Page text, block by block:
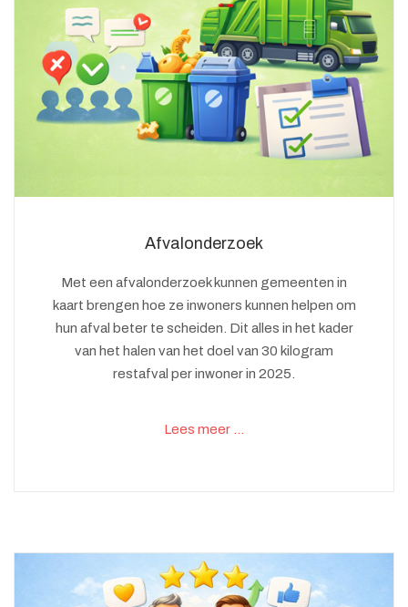
Afvalonderzoek
Met een afvalonderzoek kunnen gemeenten in
kaart brengen hoe ze inwoners kunnen helpen om
hun afval beter te scheiden. Dit alles in het kader
van het halen van het doel van 30 kilogram
restafval per inwoner in 2025.
Lees meer …